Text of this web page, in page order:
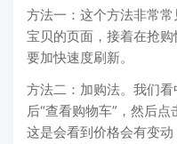
方法一：这个方法非常
宝贝的页面，接着在抢
要加快速度刷新。
方法二：加购法。我们
后“查看购物车”，然后点
这是会看到价格会有变